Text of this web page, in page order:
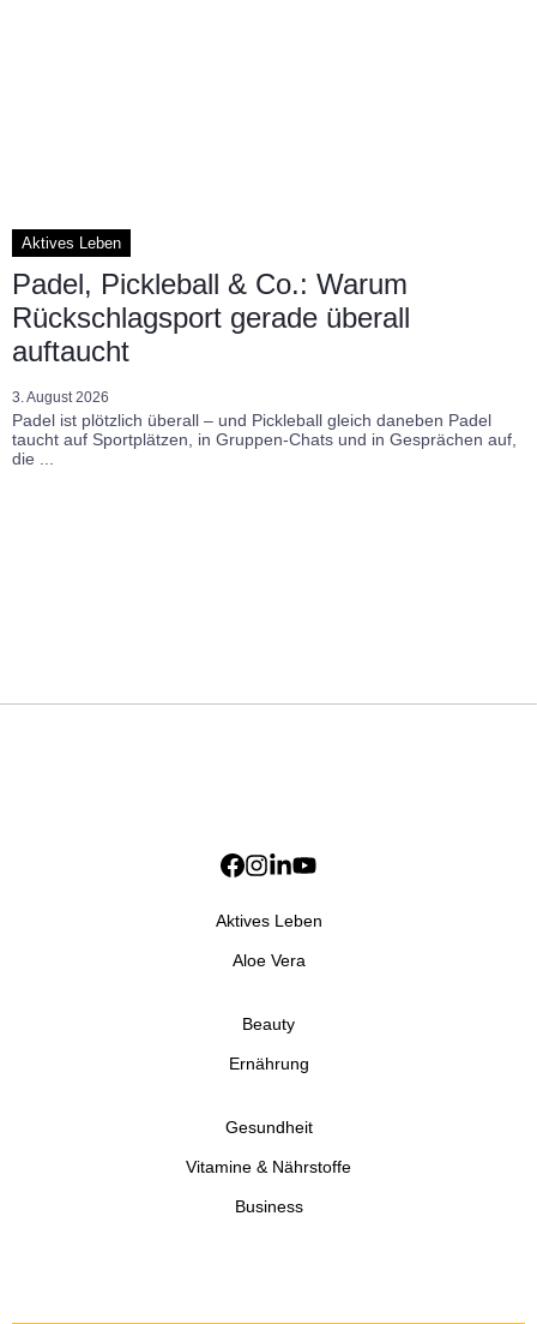
Aktives Leben
Padel, Pickleball & Co.: Warum
Rückschlagsport gerade überall
auftaucht
3. August 2026
Padel ist plötzlich überall – und Pickleball gleich daneben Padel
taucht auf Sportplätzen, in Gruppen-Chats und in Gesprächen auf,
die ...
Aktives Leben
Aloe Vera
Beauty
Ernährung
Gesundheit
Vitamine & Nährstoffe
Business